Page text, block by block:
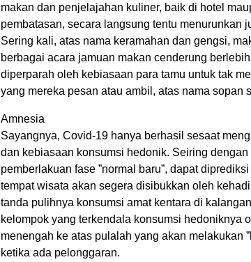
makan dan penjelajahan kuliner, baik di hotel
pembatasan, secara langsung tentu menurunkan
Sering kali, atas nama keramahan dan gengsi,
berbagai acara jamuan makan cenderung
diperparah oleh kebiasaan para tamu untuk tak
yang mereka pesan atau ambil, atas nama sopan
Amnesia
Sayangnya, Covid-19 hanya berhasil sesaat
dan kebiasaan konsumsi hedonik. Seiring
pemberlakuan fase ”normal baru”, dapat
tempat wisata akan segera disibukkan oleh
tanda pulihnya konsumsi amat kentara di
kelompok yang terkendala konsumsi hedoniknya
menengah ke atas pulalah yang akan melakukan
ketika ada pelonggaran.